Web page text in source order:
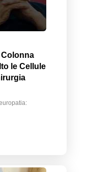
Colonna
le Cellule